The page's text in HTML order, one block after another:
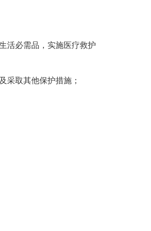
活必需品，实施医疗救护
取其他保护措施；